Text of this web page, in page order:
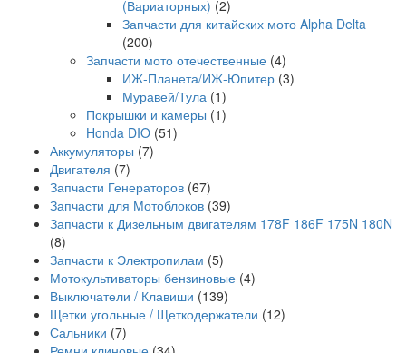
(Вариаторных) (2)
Запчасти для китайских мото Alpha Delta
(200)
Запчасти мото отечественные (4)
ИЖ-Планета/ИЖ-Юпитер (3)
Муравей/Тула (1)
Покрышки и камеры (1)
Honda DIO (51)
Аккумуляторы (7)
Двигателя (7)
Запчасти Генераторов (67)
Запчасти для Мотоблоков (39)
Запчасти к Дизельным двигателям 178F 186F 175N 180N
(8)
Запчасти к Электропилам (5)
Мотокультиваторы бензиновые (4)
Выключатели / Клавиши (139)
Щетки угольные / Щеткодержатели (12)
Сальники (7)